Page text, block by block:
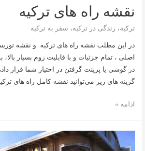
نقشه راه های ترکیه
ترکیه، زندگی در ترکیه، سفر به ترکیه
در این مطلب نقشه راه های ترکیه و نقشه
اصلی ، تمام جزئیات و با قابلیت زوم بسیار بالا،
در گوشی یا پرینت گرفتن در اختیار شما قرار
گزینه های زیر می‌توانید نقشه کامل راه های
نقشه
ادامه »